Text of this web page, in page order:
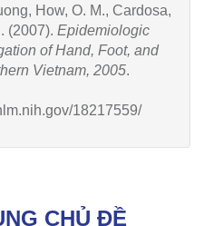
How, O. M., Cardosa,
(2007). Epidemiologic
of Hand, Foot, and
Vietnam, 2005.
18217559/
CHỦ ĐỀ